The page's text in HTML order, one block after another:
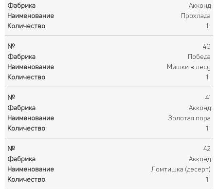
Акконд
Прохлада
1
40
Победа
Мишки в лесу
1
41
Акконд
Золотая пора
1
42
Акконд
Ломтишка (десерт)
1